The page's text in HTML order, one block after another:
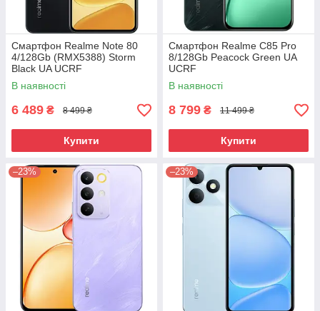
Смартфон Realme Note 80
4/128Gb (RMX5388) Storm
Black UA UCRF
В наявності
6 489 ₴ 8 499 ₴
Купити
Смартфон Realme C85 Pro
8/128Gb Peacock Green UA
UCRF
В наявності
8 799 ₴ 11 499 ₴
Купити
–23% –23%